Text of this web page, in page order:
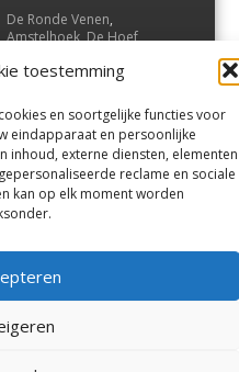
toestemming
en soortgelijke functies voor
eindapparaat en persoonlijke
inhoud, externe diensten, elementen
reclame en sociale
kan op elk moment worden
De Ronde Venen,
Amstelhoek,De Hoef,
Vrouwenakker,Waverveen
UithoornenDe Kwakel.
Contact
Andere uitgaven
Bezorgklacht
Vacatures
Voorwaarden
Privacyverklaring